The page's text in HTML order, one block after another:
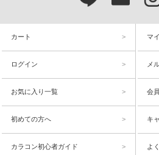
カート マ
ログイン メ
お気に入り一覧 会
初めての方へ キ
カラコン初心者ガイド よ